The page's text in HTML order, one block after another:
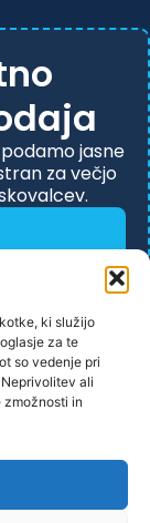
ki služijo
za te
so vedenje pri
ali
in
jasne
za večjo